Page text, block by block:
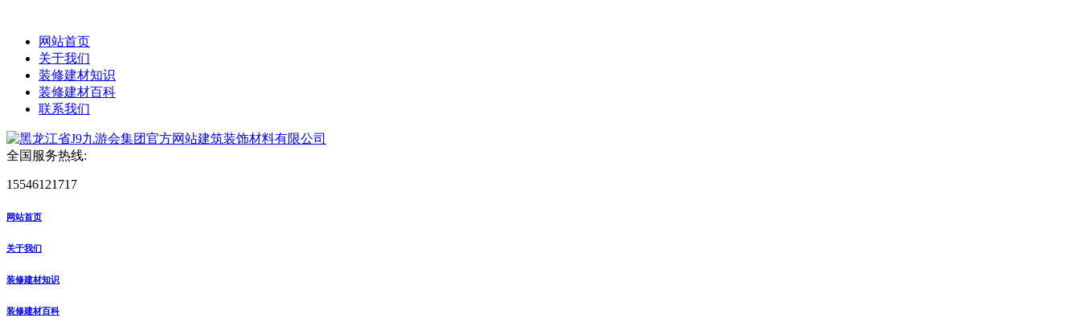
网站首页
关于我们
装修建材知识
装修建材百科
联系我们
全国服务热线:
15546121717
网站首页
关于我们
装修建材知识
装修建材百科